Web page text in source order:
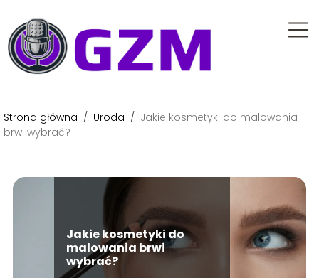
Strona główna / Uroda / Jakie kosmetyki do malowania
brwi wybrać?
Jakie kosmetyki do
malowania brwi
wybrać?